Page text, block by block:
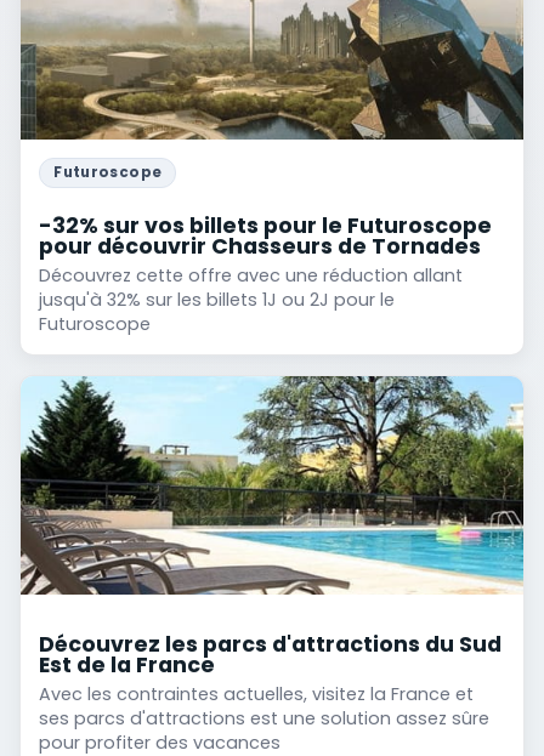
Futuroscope
-32% sur vos billets pour le Futuroscope
pour découvrir Chasseurs de Tornades
Découvrez cette offre avec une réduction allant
jusqu'à 32% sur les billets 1J ou 2J pour le
Futuroscope
Découvrez les parcs d'attractions du Sud
Est de la France
Avec les contraintes actuelles, visitez la France et
ses parcs d'attractions est une solution assez sûre
pour profiter des vacances